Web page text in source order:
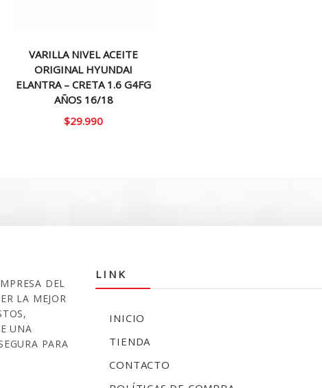
VARILLA NIVEL ACEITE
ORIGINAL HYUNDAI
ELANTRA – CRETA 1.6 G4FG
AÑOS 16/18
$29.990
DEL
LA MEJOR
UNA
PARA
LINK
INICIO
TIENDA
CONTACTO